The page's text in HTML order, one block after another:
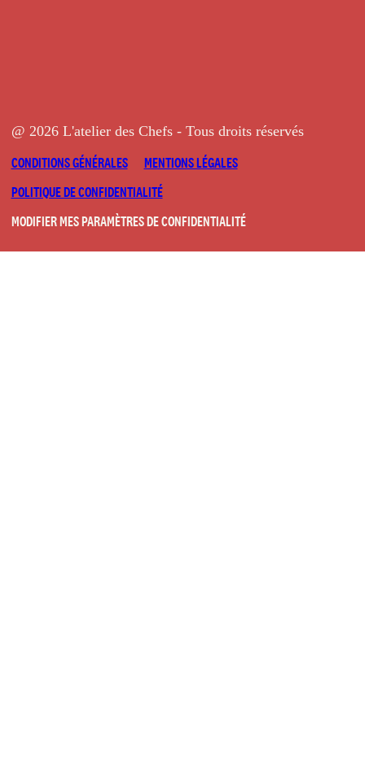
@ 2026 L'atelier des Chefs - Tous droits réservés
CONDITIONS GÉNÉRALES
MENTIONS LÉGALES
POLITIQUE DE CONFIDENTIALITÉ
MODIFIER MES PARAMÈTRES DE CONFIDENTIALITÉ